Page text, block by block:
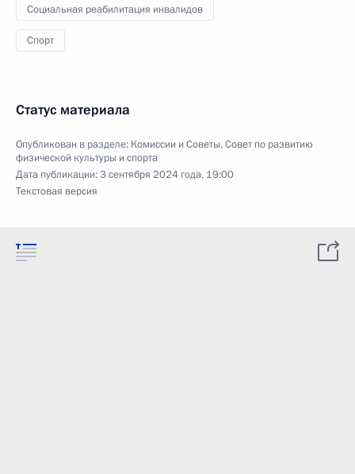
Социальная реабилитация инвалидов
Спорт
Статус материала
Опубликован в разделе: Комиссии и Советы,Совет по развитию
физической культуры и спорта
Дата публикации:3 сентября 2024 года, 19:00
Текстовая версия